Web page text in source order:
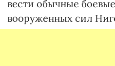
вести обычные
вооруженных сил